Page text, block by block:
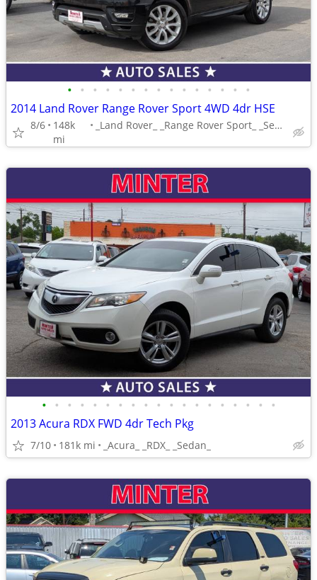
• • • • • • • • • • • • • • •
2014 Land Rover Range Rover Sport 4WD 4dr HSE
8/6
148k
mi
_Land Rover_ _Range Rover Sport_ _Sedan_
• • • • • • • • • • • • • • • • • • •
2013 Acura RDX FWD 4dr Tech Pkg
7/10 181k mi _Acura_ _RDX_ _Sedan_